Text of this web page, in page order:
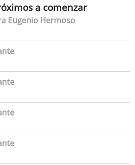
a comenzar
Eugenio Hermoso